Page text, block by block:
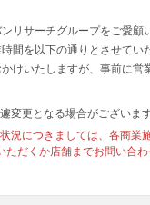
リサーチグループをご愛顧
間を以下の通りとさせてい
けいたしますが、事前に営
変更となる場合がございます
況につきましては、各商業
ただくか店舗までお問い合